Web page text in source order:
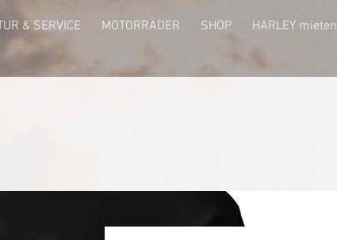
& SERVICE MOTORRÄDER SHOP HARLEY mieten